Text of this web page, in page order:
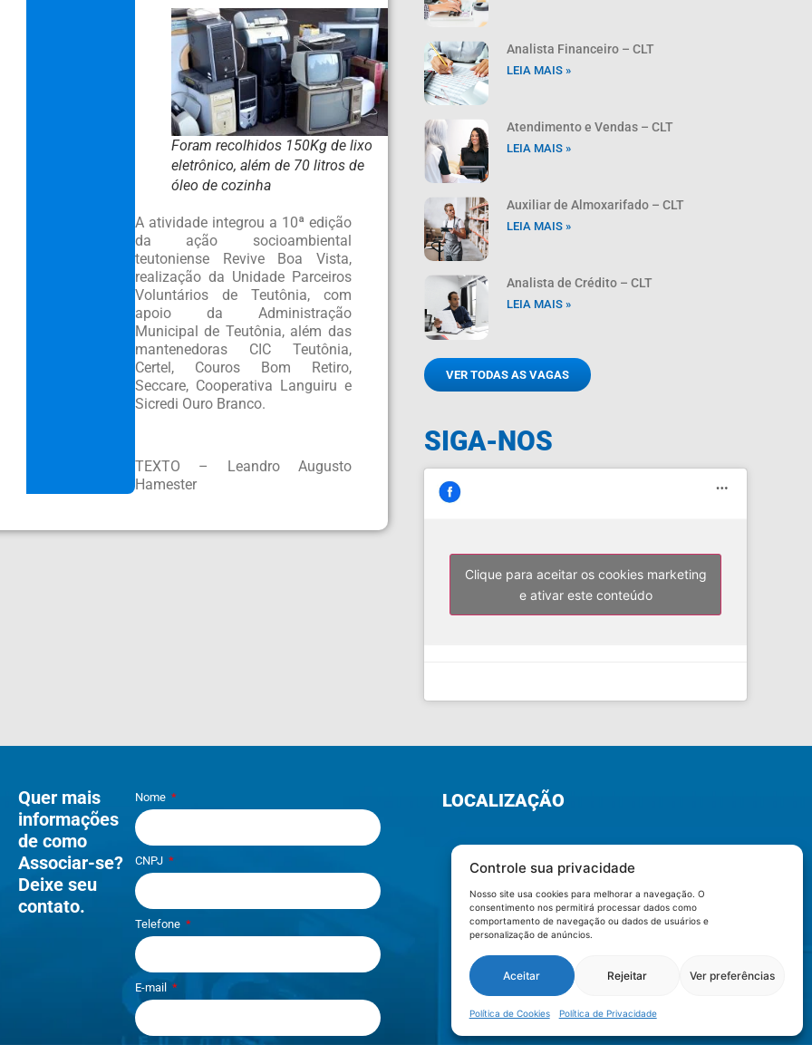
Controle sua privacidade
Nosso site usa cookies para melhorar a navegação. O
consentimento nos permitirá processar dados como
comportamento de navegação ou dados de usuários e
personalização de anúncios.
Aceitar Rejeitar Ver preferências
Política de Cookies Política de Privacidade
Foram recolhidos 150Kg de lixo
eletrônico, além de 70 litros de
óleo de cozinha
A atividade integrou a 10ª edição
da ação socioambiental
teutoniense Revive Boa Vista,
realização da Unidade Parceiros
Voluntários de Teutônia, com
apoio da Administração
Municipal de Teutônia, além das
mantenedoras CIC Teutônia,
Certel, Couros Bom Retiro,
Seccare, Cooperativa Languiru e
Sicredi Ouro Branco.
TEXTO – Leandro Augusto
Hamester
Analista Financeiro – CLT
LEIA MAIS »
Atendimento e Vendas – CLT
LEIA MAIS »
Auxiliar de Almoxarifado – CLT
LEIA MAIS »
Analista de Crédito – CLT
LEIA MAIS »
VER TODAS AS VAGAS
SIGA-NOS
Clique para aceitar os cookies marketing
e ativar este conteúdo
Quer mais
informações
de como
Associar-se?
Deixe seu
contato.
Nome
CNPJ
Telefone
E-mail
LOCALIZAÇÃO